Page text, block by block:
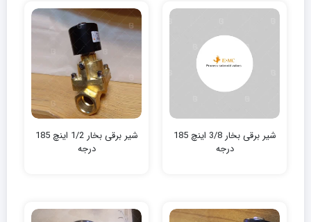
شیر برقی بخار 3/8 اینچ 185
درجه
شیر برقی بخار 1/2 اینچ 185
درجه